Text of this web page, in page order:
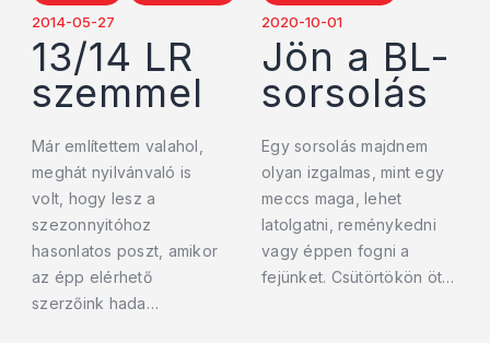
2014-05-27
13/14 LR
szemmel
Már említettem valahol,
meghát nyilvánvaló is
volt, hogy lesz a
szezonnyitóhoz
hasonlatos poszt, amikor
az épp elérhető
szerzőink hada…
2020-10-01
Jön a BL-
sorsolás
Egy sorsolás majdnem
olyan izgalmas, mint egy
meccs maga, lehet
latolgatni, reménykedni
vagy éppen fogni a
fejünket. Csütörtökön öt…